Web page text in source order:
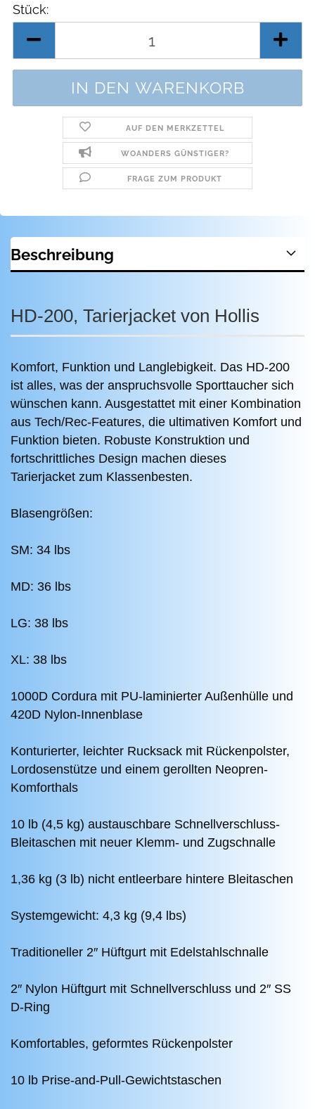
Stück:
AUF DEN MERKZETTEL
WOANDERS GÜNSTIGER?
FRAGE ZUM PRODUKT
Beschreibung
HD-200, Tarierjacket von Hollis
Komfort, Funktion und Langlebigkeit. Das HD-200
ist alles, was der anspruchsvolle Sporttaucher sich
wünschen kann. Ausgestattet mit einer Kombination
aus Tech/Rec-Features, die ultimativen Komfort und
Funktion bieten. Robuste Konstruktion und
fortschrittliches Design machen dieses
Tarierjacket zum Klassenbesten.
Blasengrößen:
SM: 34 lbs
MD: 36 lbs
LG: 38 lbs
XL: 38 lbs
1000D Cordura mit PU-laminierter Außenhülle und
420D Nylon-Innenblase
Konturierter, leichter Rucksack mit Rückenpolster,
Lordosenstütze und einem gerollten Neopren-
Komforthals
10 lb (4,5 kg) austauschbare Schnellverschluss-
Bleitaschen mit neuer Klemm- und Zugschnalle
1,36 kg (3 lb) nicht entleerbare hintere Bleitaschen
Systemgewicht: 4,3 kg (9,4 lbs)
Traditioneller 2″ Hüftgurt mit Edelstahlschnalle
2″ Nylon Hüftgurt mit Schnellverschluss und 2″ SS
D-Ring
Komfortables, geformtes Rückenpolster
10 lb Prise-and-Pull-Gewichtstaschen